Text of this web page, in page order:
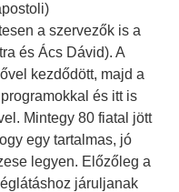
a szervezők is a
és Ács Dávid). A
kezdődött, majd a
és itt is
Mintegy 80 fiatal jött
egy tartalmas, jó
legyen. Előzőleg a
járuljanak